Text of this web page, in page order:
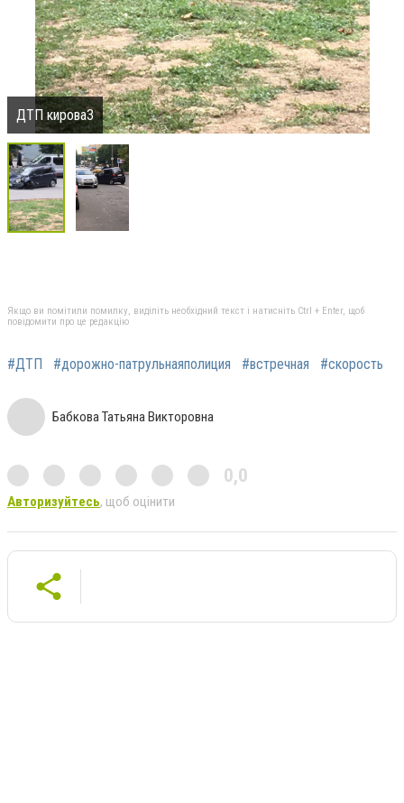
ДТП кирова3
Якщо ви помітили помилку, виділіть необхідний текст і натисніть Ctrl + Enter, щоб
повідомити про це редакцію
#ДТП #дорожно-патрульнаяполиция #встречная #скорость
Бабкова Татьяна Викторовна
0,0
Авторизуйтесь, щоб оцінити